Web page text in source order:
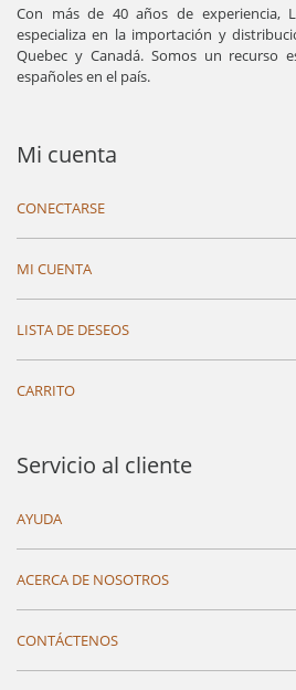
Con más de 40 años de experiencia,
especializa en la importación y
Quebec y Canadá. Somos un recurso
españoles en el país.
Mi cuenta
CONECTARSE
MI CUENTA
LISTA DE DESEOS
CARRITO
Servicio al cliente
AYUDA
ACERCA DE NOSOTROS
CONTÁCTENOS